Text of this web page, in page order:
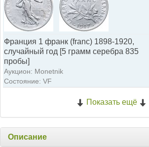
Франция 1 франк (franc) 1898-1920,
случайный год [5 грамм серебра 835
пробы]
Аукцион: Monetnik
Состояние: VF
Показать ещё
Описание